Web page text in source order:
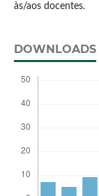
às/aos docentes.
DOWNLOADS